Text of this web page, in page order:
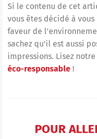
Si le contenu de cet
vous êtes décidé à
faveur de
sachez qu’il est aussi
impressions. Lisez
éco-responsable !
POUR